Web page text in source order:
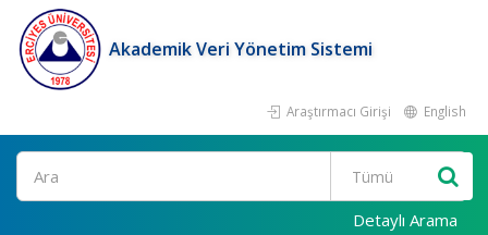
Akademik Veri Yönetim Sistemi
Araştırmacı Girişi English
Ara
Detaylı Arama